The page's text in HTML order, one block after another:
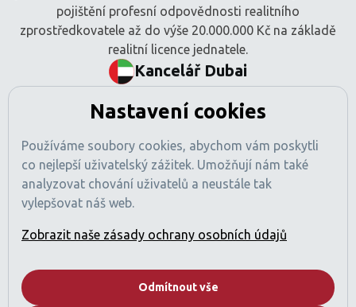
pojištění profesní odpovědnosti realitního
zprostředkovatele až do výše 20.000.000 Kč na základě
realitní licence jednatele.
Kancelář Dubai
Tamani Arts Offices, Office 741
Dubaj, SAE
Číslo obchodní licence: 1470425
Registrace RERA: 49189
Obchodní registr: 2529912
Licencovaná činnost: Zprostředkování nákupu a prodeje
nemovitostí
s požadavky regulací SAE).
Nastavení cookies
Používáme soubory cookies, abychom vám poskytli
co nejlepší uživatelský zážitek. Umožňují nám také
analyzovat chování uživatelů a neustále tak
vylepšovat náš web.
Zobrazit naše zásady ochrany osobních údajů
Odmítnout vše